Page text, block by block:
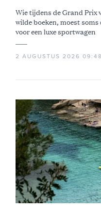
Wie tijdens de Grand Prix
wilde boeken, moest
voor een luxe sportwagen
2 AUGUSTUS 2026 09:48